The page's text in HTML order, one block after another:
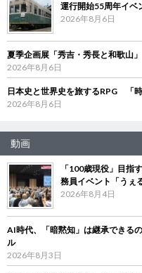
運行開始55周年イベ
2026年8月6日
夏季企画展「秀吉・秀長と和歌山
2026年8月6日
日本史と世界史を旅するRPG 「
2026年8月6日
動画
「100歳現役」目
務員イベント「うぇ
2026年8月4日
AI時代、「暗黙知」は継承できる
ル
2026年8月3日